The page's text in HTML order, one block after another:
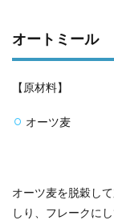
オートミール
【原材料】
オーツ麦
オーツ麦を脱穀し
しり、フレークに